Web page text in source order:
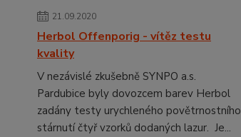
21.09.2020
Herbol Offenporig - vítěz testu
kvality
V nezávislé zkušebně SYNPO a.s.
Pardubice byly dovozcem barev Herbol
zadány testy urychleného povětrnostního
stárnutí čtyř vzorků dodaných lazur. Je...